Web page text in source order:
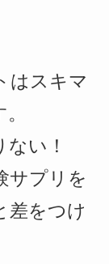
はスキマ
い！
サプリを
差をつけ